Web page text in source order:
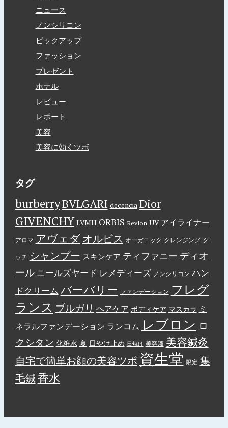
ニュース
ノンシリコン
ピックアップ
ファッション
プレゼント
ホテル
レビュー
レポート
美容
美容に効くツボ
タグ
burberryBVLGARI decencia Dior
GIVENCHY LVMH ORBIS Revlon UV アイライナー
アロマ アヴェダ オルビス オーガニック クレンジング グ
ッチ シャンプー スキンケア ティファニー ディオ
ール ニールズヤード レメディーズ ノンシリコン ハン
ドクリーム バーバリー ファンデーション フレグ
ランス ブルガリ ヘアケア ボディケア マスカラ ミ
ネラルファンデーション ランコム レブロン ロ
クシタン 化粧水 夏 日やけ止め 日焼け 美容液 美容鍼灸
自宅で簡単お顔の美容ツボ 資生堂 限定 集
毛鍼香水